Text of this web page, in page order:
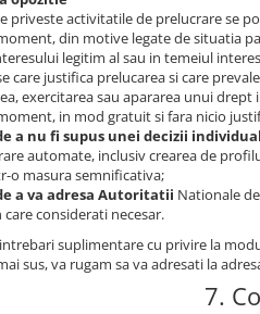
priveste activitatile de prelucrare se
din motive legate de situatia
legitim al sau in temeiul
care justifica prelucarea si care
exercitarea sau apararea unui drept
in mod gratuit si fara nicio
a nu fi supus unei decizii
automate, inclusiv crearea de
o masura semnificativa;
a va adresa Autoritatii Nationale
care considerati necesar.
suplimentare cu privire la
sus, va rugam sa va adresati la
7.